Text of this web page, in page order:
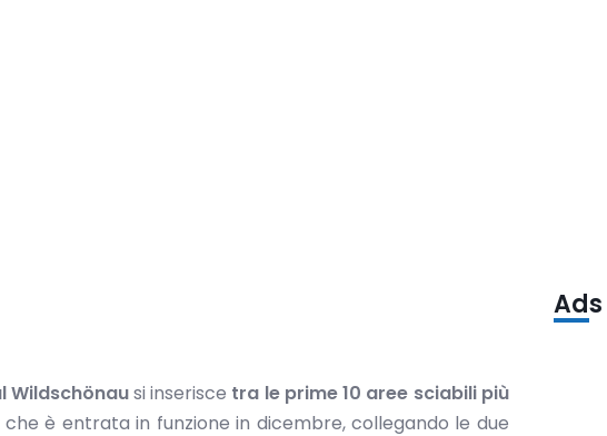
Wildschönausi inserisce tra le prime 10 aree sciabili più
è entrata in funzione in dicembre, collegando le due
Ads